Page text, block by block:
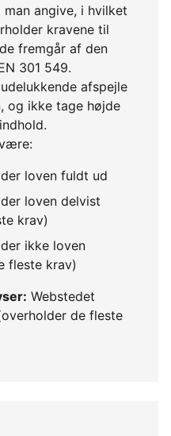
angive, i hvilket
kravene til
fremgår af den
301 549.
afspejle
og ikke tage højde
loven fuldt ud
loven delvist
krav)
ikke loven
fleste krav)
Webstedet
de fleste